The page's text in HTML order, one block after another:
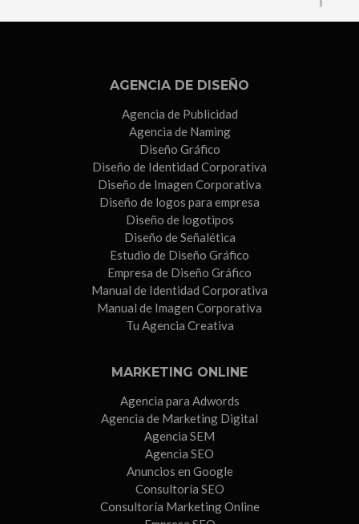
AGENCIA DE DISEÑO
Agencia de Publicidad
Agencia de Naming
Diseño Gráfico
Diseño de Identidad Corporativa
Diseño de Imagen Corporativa
Diseño de logos para empresa
Diseño de logotipos
Diseño de Señalética
Estudio de Diseño Gráfico
Empresa de Diseño Gráfico
Manual de Identidad Corporativa
Manual de Imagen Corporativa
Tu Agencia Creativa
MARKETING ONLINE
Agencia para Adwords
Agencia de Marketing Digital
Agencia SEM
Agencia SEO
Anuncios en Google
Consultoría SEO
Consultoría Marketing Online